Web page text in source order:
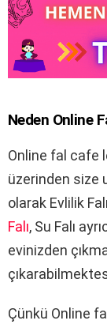
Neden Online
Online fal cafe
üzerinden size
olarak Evlilik
Falı, Su Falı
evinizden
Çünkü Online